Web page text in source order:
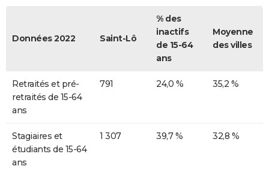
Données 2022 Saint-Lô
% des
inactifs
de 15-64
ans
Moyenne
des villes
Retraités et pré-
retraités de 15-64
ans
791 24,0 % 35,2 %
Stagiaires et
étudiants de 15-64
ans
1 307 39,7 % 32,8 %